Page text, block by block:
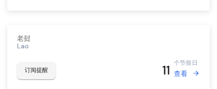
老挝
Lao
订阅提醒 11 个节假日
查看